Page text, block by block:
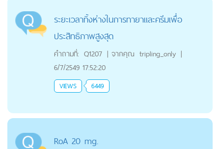
ระยะเวลาทิ้งห่างในการทายาและครีมเพื่อ
ประสิทธิภาพสูงสุด
คำถามที่: Q1207 | จากคุณ tripling_only |
6/7/2549 17:52:20
VIEWS 6449
RoA 20 mg.